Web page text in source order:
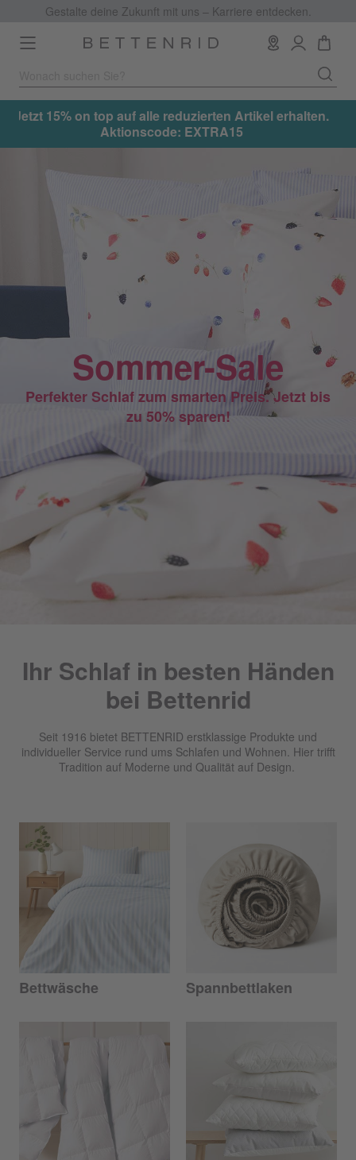
Gestalte deine Zukunft mit uns – Karriere entdecken.
Toggle
navigation
Jetzt 15% on top auf alle reduzierten Artikel erhalten.
Aktionscode: EXTRA15
Sommer-Sale
Perfekter Schlaf zum smarten Preis. Jetzt bis
zu 50% sparen!
Ihr Schlaf in besten Händen
bei Bettenrid
Seit 1916 bietet BETTENRID erstklassige Produkte und
individueller Service rund ums Schlafen und Wohnen. Hier trifft
Tradition auf Moderne und Qualität auf Design.
Bettwäsche Spannbettlaken